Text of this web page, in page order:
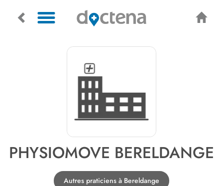
PHYSIOMOVE BERELDANGE
Autres praticiens à Bereldange